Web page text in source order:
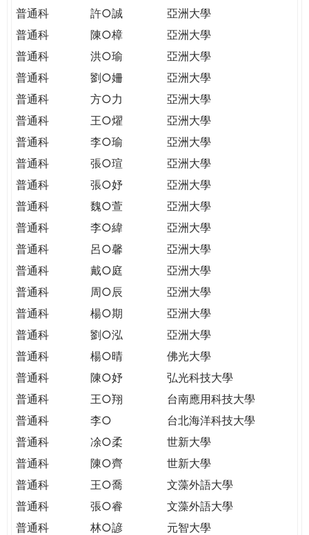
普通科
許○誠
亞洲大學
普通科
陳○樟
亞洲大學
普通科
洪○瑜
亞洲大學
普通科
劉○姍
亞洲大學
普通科
方○力
亞洲大學
普通科
王○燿
亞洲大學
普通科
李○瑜
亞洲大學
普通科
張○瑄
亞洲大學
普通科
張○妤
亞洲大學
普通科
魏○萱
亞洲大學
普通科
李○緯
亞洲大學
普通科
呂○馨
亞洲大學
普通科
戴○庭
亞洲大學
普通科
周○辰
亞洲大學
普通科
楊○期
亞洲大學
普通科
劉○泓
亞洲大學
普通科
楊○晴
佛光大學
普通科
陳○妤
弘光科技大學
普通科
王○翔
台南應用科技大學
普通科
李○
台北海洋科技大學
普通科
凃○柔
世新大學
普通科
陳○齊
世新大學
普通科
王○喬
文藻外語大學
普通科
張○睿
文藻外語大學
普通科
林○諺
元智大學